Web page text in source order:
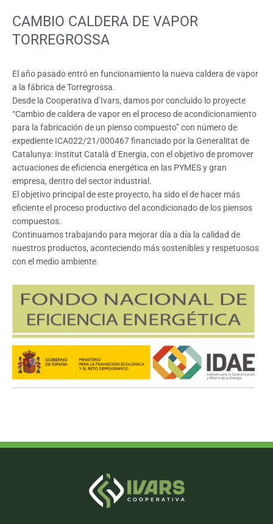
CAMBIO CALDERA DE VAPOR
TORREGROSSA
El año pasado entró en funcionamiento la nueva caldera de vapor
a la fábrica de Torregrossa.
Desde la Cooperativa d’Ivars, damos por concluido lo proyecte
“Cambio de caldera de vapor en el proceso de acondicionamiento
para la fabricación de un pienso compuesto” con número de
expediente ICA022/21/000467 financiado por la Generalitat de
Catalunya: Institut Català d`Energia, con el objetivo de promover
actuaciones de eficiencia energética en las PYMES y gran
empresa, dentro del sector industrial.
El objetivo principal de este proyecto, ha sido el de hacer más
eficiente el proceso productivo del acondicionado de los piensos
compuestos.
Continuamos trabajando para mejorar día a día la calidad de
nuestros productos, aconteciendo más sostenibles y respetuosos
con el medio ambiente.